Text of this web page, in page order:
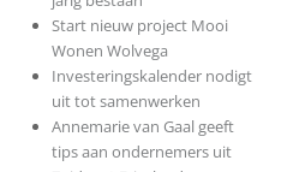
Start nieuw project Mooi
Wonen Wolvega
Investeringskalender nodigt
uit tot samenwerken
Annemarie van Gaal geeft
tips aan ondernemers uit